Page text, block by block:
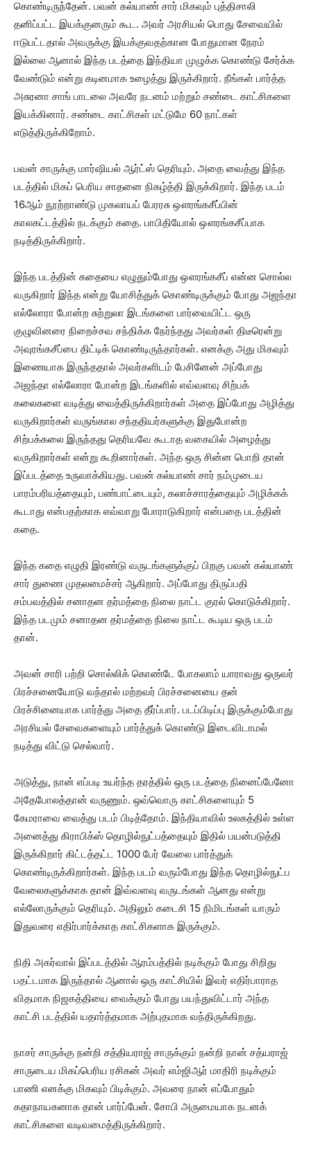
கொண்டிருந்தேன். பவன் கல்யாண் சார் மிகவும் புத்திசாலி
தனிப்பட்ட இயக்குனரும் கூட. அவர் அரசியல் பொது சேவையில்
ஈடுபட்டதால் அவருக்கு இயக்குவதற்கான போதுமான நேரம்
இல்லை ஆனால் இந்த படத்தை இந்தியா முழுக்க கொண்டு சேர்க்க
வேண்டும் என்று கடினமாக உழைத்து இருக்கிறார். நீங்கள் பார்த்த
அசுரனா சாங் பாடலை அவரே நடனம் மற்றும் சண்டை காட்சிகளை
இயக்கினார். சண்டை காட்சிகள் மட்டுமே 60 நாட்கள்
எடுத்திருக்கிறோம்.
பவன் சாருக்கு மார்ஷியல் ஆர்ட்ஸ் தெரியும். அதை வைத்து இந்த
படத்தில் மிகப் பெரிய சாதனை நிகழ்த்தி இருக்கிறார். இந்த படம்
16ஆம் நூற்றாண்டு முகலாயப் பேரரசு ஔரங்கசீப்பின்
காலகட்டத்தில் நடக்கும் கதை. பாபிதியோல் ஔரங்கசீப்பாக
நடித்திருக்கிறார்.
இந்த படத்தின் கதையை எழுதும்போது ஔரங்கசீப் என்ன சொல்ல
வருகிறார் இந்த என்று யோசித்துக் கொண்டிருக்கும் போது அஜந்தா
எல்லோரா போன்ற சுற்றுலா இடங்களை பார்வையிட்ட ஒரு
குழுவினரை நிறைச்சவ சந்திக்க நேர்ந்தது அவர்கள் திடீரென்று
அவுரங்கசீப்பை திட்டிக் கொண்டிருந்தார்கள். எனக்கு அது மிகவும்
இணையாக இருந்ததால் அவர்களிடம் பேசினேன் அப்போது
அஜந்தா எல்லோரா போன்ற இடங்களில் எவ்வளவு சிற்பக்
கலைகளை வடித்து வைத்திருக்கிறார்கள் அதை இப்போது அழித்து
வருகிறார்கள் வருங்கால சந்ததியர்களுக்கு இதுபோன்ற
சிற்பக்கலை இருந்தது தெரியவே கூடாத வகையில் அழைத்து
வருகிறார்கள் என்று கூறினார்கள். அந்த ஒரு சின்ன பொறி தான்
இப்படத்தை உருவாக்கியது. பவன் கல்யாண் சார் நம்முடைய
பாரம்பரியத்தையும், பண்பாட்டையும், கலாச்சாரத்தையும் அழிக்கக்
கூடாது என்பதற்காக எவ்வாறு போராடுகிறார் என்பதை படத்தின்
கதை.
இந்த கதை எழுதி இரண்டு வருடங்களுக்குப் பிறகு பவன் கல்யாண்
சார் துணை முதலமைச்சர் ஆகிறார். அப்போது திருப்பதி
சம்பவத்தில் சனாதன தர்மத்தை நிலை நாட்ட குரல் கொடுக்கிறார்.
இந்த படமும் சனாதன தர்மத்தை நிலை நாட்ட கூடிய ஒரு படம்
தான்.
அவன் சாரி பற்றி சொல்லிக் கொண்டே போகலாம் யாராவது ஒருவர்
பிரச்சனையோடு வந்தால் மற்றவர் பிரச்சனையை தன்
பிரச்சினையாக பார்த்து அதை தீர்ப்பார். படப்பிடிப்பு இருக்கும்போது
அரசியல் சேவைகளையும் பார்த்துக் கொண்டு இடைவிடாமல்
நடித்து விட்டு செல்வார்.
அடுத்து, நான் எப்படி உயர்ந்த தரத்தில் ஒரு படத்தை நினைப்பேனோ
அதேபோலத்தான் வருணும். ஒவ்வொரு காட்சிகளையும் 5
கேமராவை வைத்து படம் பிடித்தோம். இந்தியாவில் உலகத்தில் உள்ள
அனைத்து கிராபிக்ஸ் தொழில்நுட்பத்தையும் இதில் பயன்படுத்தி
இருக்கிறார் கிட்டத்தட்ட 1000 பேர் வேலை பார்த்துக்
கொண்டிருக்கிறார்கள். இந்த படம் வரும்போது இந்த தொழில்நுட்ப
வேலைகளுக்காக தான் இவ்வளவு வருடங்கள் ஆனது என்று
எல்லோருக்கும் தெரியும். அதிலும் கடைசி 15 நிமிடங்கள் யாரும்
இதுவரை எதிர்பார்க்காத காட்சிகளாக இருக்கும்.
நிதி அகர்வால் இப்படத்தில் ஆரம்பத்தில் நடிக்கும் போது சிறிது
பதட்டமாக இருந்தால் ஆனால் ஒரு காட்சியில் இவர் எதிர்பாராத
விதமாக நிஜகத்தியை வைக்கும் போது பயந்துவிட்டார் அந்த
காட்சி படத்தில் யதார்த்தமாக அற்புதமாக வந்திருக்கிறது.
நாசர் சாருக்கு நன்றி சத்தியராஜ் சாருக்கும் நன்றி நான் சத்யராஜ்
சாருடைய மிகப்பெரிய ரசிகன் அவர் எம்ஜிஆர் மாதிரி நடிக்கும்
பாணி எனக்கு மிகவும் பிடிக்கும். அவரை நான் எப்போதும்
கதாநாயகனாக தான் பார்ப்பேன். சோபி அருமையாக நடனக்
காட்சிகளை வடிவமைத்திருக்கிறார்.